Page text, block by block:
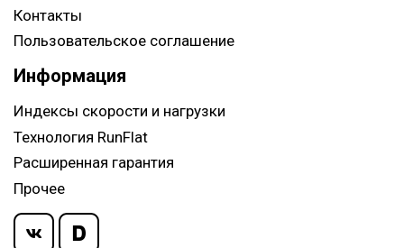
Контакты
Пользовательское соглашение
Информация
Индексы скорости и нагрузки
Технология RunFlat
Расширенная гарантия
Прочее